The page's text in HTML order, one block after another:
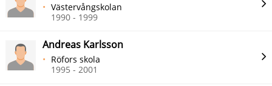
Västervångskolan
1990 - 1999
Andreas Karlsson
Röfors skola
1995 - 2001